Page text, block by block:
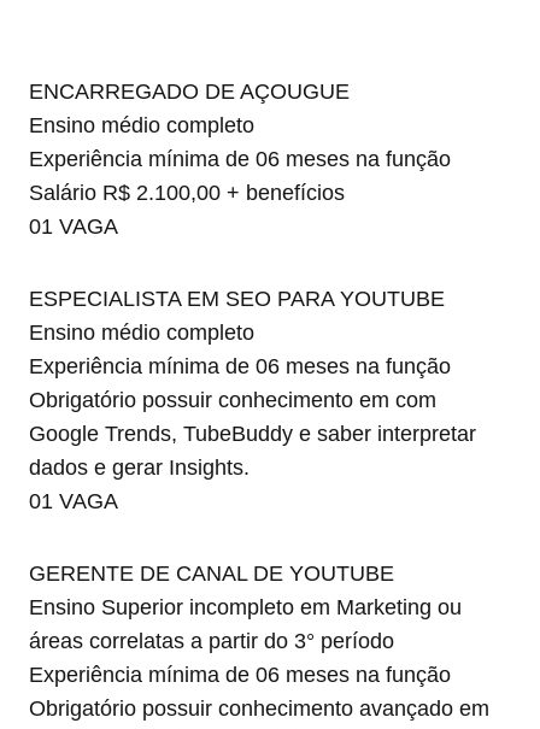
ENCARREGADO DE AÇOUGUE
Ensino médio completo
Experiência mínima de 06 meses na função
Salário R$ 2.100,00 + benefícios
01 VAGA
ESPECIALISTA EM SEO PARA YOUTUBE
Ensino médio completo
Experiência mínima de 06 meses na função
Obrigatório possuir conhecimento em com
Google Trends, TubeBuddy e saber interpretar
dados e gerar Insights.
01 VAGA
GERENTE DE CANAL DE YOUTUBE
Ensino Superior incompleto em Marketing ou
áreas correlatas a partir do 3° período
Experiência mínima de 06 meses na função
Obrigatório possuir conhecimento avançado em